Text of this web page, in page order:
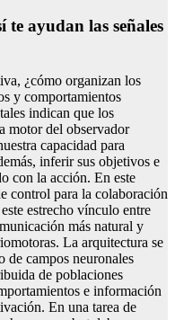
ayudan las señales
¿cómo organizan los
y comportamientos
indican que los
motor del observador
capacidad para
inferir sus objetivos e
con la acción. En este
control para la colaboración
estrecho vínculo entre
más natural y
La arquitectura se
de campos neuronales
de poblaciones
e información
En una tarea de